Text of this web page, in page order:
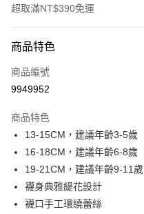
超取滿NT$390免運
POYA支付
信用卡一次付款
LINE Pay
Apple Pay
街口支付
悠遊付
商品特色
商品編號
9949952
商品特色
13-15CM，建議年齡3-5歲
16-18CM，建議年齡6-8歲
19-21CM，建議年齡9-11歲
襪身典雅緹花設計
襪口手工環繞蕾絲